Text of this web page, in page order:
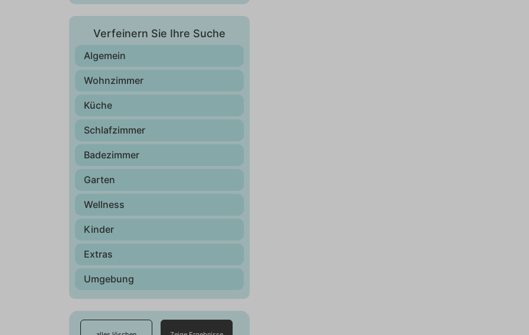
Verfeinern Sie Ihre Suche
Algemein
Wohnzimmer
Küche
Schlafzimmer
Badezimmer
Garten
Wellness
Kinder
Extras
Umgebung